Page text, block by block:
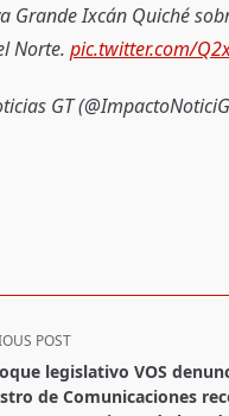
Grande Ixcán Quiché
Norte. pic.twitter.com/
GT
POST
legislativo VOS
de Comunicaciones